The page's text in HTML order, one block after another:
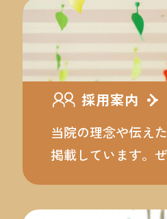
採用案内
当院の理念や伝え
掲載しています。